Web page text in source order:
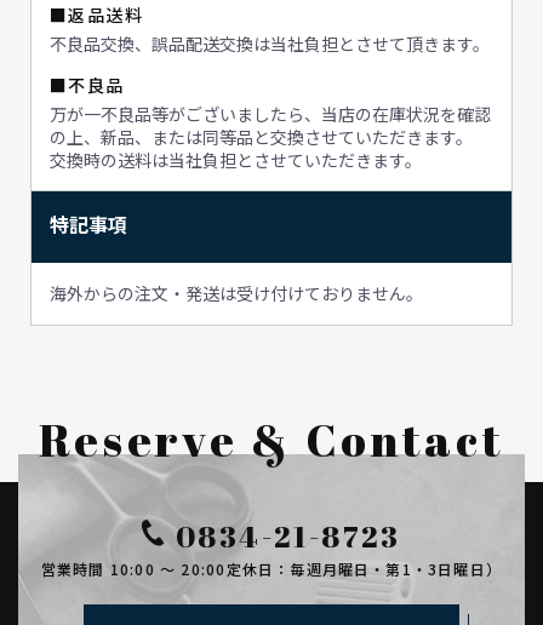
■返品送料
不良品交換、誤品配送交換は当社負担とさせて頂きます。
■不良品
万が一不良品等がございましたら、当店の在庫状況を確認
の上、新品、または同等品と交換させていただきます。
交換時の送料は当社負担とさせていただきます。
特記事項
海外からの注文・発送は受け付けておりません。
Reserve & Contact
0834-21-8723
営業時間 10:00 ～ 20:00 定休日：毎週月曜日・第1・3日曜日）